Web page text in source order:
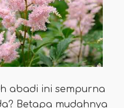
abadi ini sempurna
Betapa mudahnya